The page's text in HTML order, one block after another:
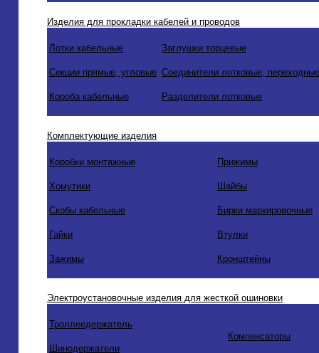
Изделия для прокладки кабелей и проводов
Лотки кабельные
Секции прямые, угловые
Короба кабельные
Заглушки торцевые
Соединители лотковые,
Разделители лотковые
Комплектующие изделия
Коробки монтажные
Хомутики
Скобы кабельные
Гайки
Зажимы
Прижимы
Шайбы
Бирки маркировочные
Втулки
Кронштейны
Электроустановочные изделия для жесткой ошиновки
Троллеедержатель
Шинодержатели
Компенсаторы